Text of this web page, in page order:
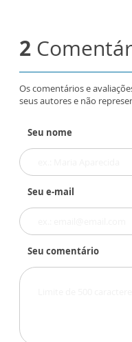
2
Os comentários e
seus autores e não
Seu nome
Seu e-mail
Seu comentário